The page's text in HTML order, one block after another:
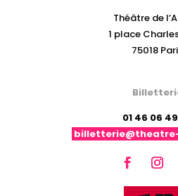
Théâtre de
1 place
75018
01 46 06